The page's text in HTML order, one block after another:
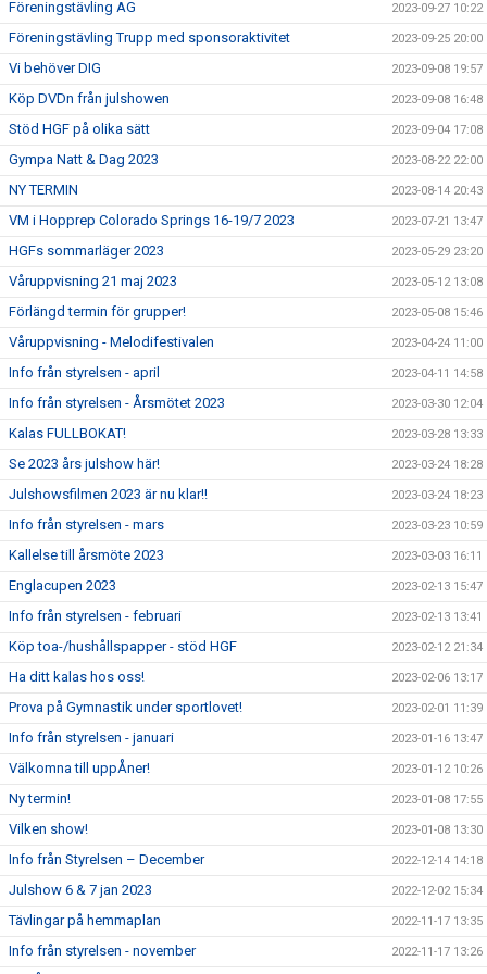
Föreningstävling AG 2023-09-27 10:22
Föreningstävling Trupp med sponsoraktivitet 2023-09-25 20:00
Vi behöver DIG 2023-09-08 19:57
Köp DVDn från julshowen 2023-09-08 16:48
Stöd HGF på olika sätt 2023-09-04 17:08
Gympa Natt & Dag 2023 2023-08-22 22:00
NY TERMIN 2023-08-14 20:43
VM i Hopprep Colorado Springs 16-19/7 2023 2023-07-21 13:47
HGFs sommarläger 2023 2023-05-29 23:20
Våruppvisning 21 maj 2023 2023-05-12 13:08
Förlängd termin för grupper! 2023-05-08 15:46
Våruppvisning - Melodifestivalen 2023-04-24 11:00
Info från styrelsen - april 2023-04-11 14:58
Info från styrelsen - Årsmötet 2023 2023-03-30 12:04
Kalas FULLBOKAT! 2023-03-28 13:33
Se 2023 års julshow här! 2023-03-24 18:28
Julshowsfilmen 2023 är nu klar!! 2023-03-24 18:23
Info från styrelsen - mars 2023-03-23 10:59
Kallelse till årsmöte 2023 2023-03-03 16:11
Englacupen 2023 2023-02-13 15:47
Info från styrelsen - februari 2023-02-13 13:41
Köp toa-/hushållspapper - stöd HGF 2023-02-12 21:34
Ha ditt kalas hos oss! 2023-02-06 13:17
Prova på Gymnastik under sportlovet! 2023-02-01 11:39
Info från styrelsen - januari 2023-01-16 13:47
Välkomna till uppÅner! 2023-01-12 10:26
Ny termin! 2023-01-08 17:55
Vilken show! 2023-01-08 13:30
Info från Styrelsen – December 2022-12-14 14:18
Julshow 6 & 7 jan 2023 2022-12-02 15:34
Tävlingar på hemmaplan 2022-11-17 13:35
Info från styrelsen - november 2022-11-17 13:26